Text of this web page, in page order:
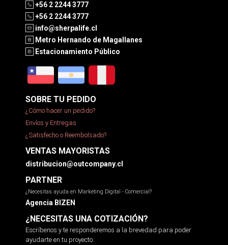
+56 2 2244 3777
+56 2 2244 3777
info@sherpalife.cl
Metro Hernando de Magallanes
Estacionamiento Público
SOBRE TU PEDIDO
¿Cómo hacer un pedido?
Envíos y Entregas
¿Satisfecho o Reembolsado?
VENTAS MAYORISTAS
distribucion@outcompany.cl
PARTNER
¿Necesitas ayuda en Marketing Digital - Comercial?
Agencia BIZEN
¿NECESITAS UNA COTIZACIÓN?
Escríbenos y te responderemos a la brevedad para poder
ayudarte en tu proyecto.